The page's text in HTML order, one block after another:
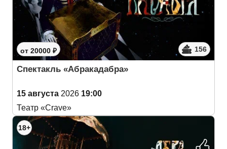
от 20000 ₽ 156
Спектакль «Абракадабра»
15 августа 2026 19:00
Театр «Crave»
18+